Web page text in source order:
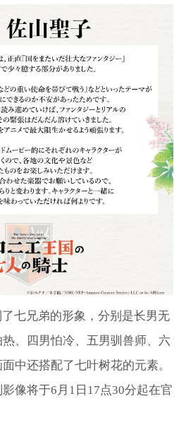
七兄弟的形象，分别是长男无
、四男怕冷、五男驯兽师、六
中还搭配了七叶树花的元素。
像将于6月1日17点30分起在官